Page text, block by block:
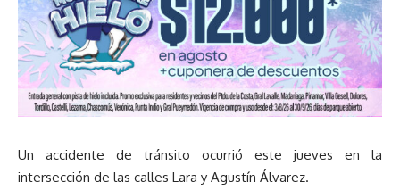
Un accidente de tránsito ocurrió este jueves en la
intersección de las calles Lara y Agustín Álvarez.